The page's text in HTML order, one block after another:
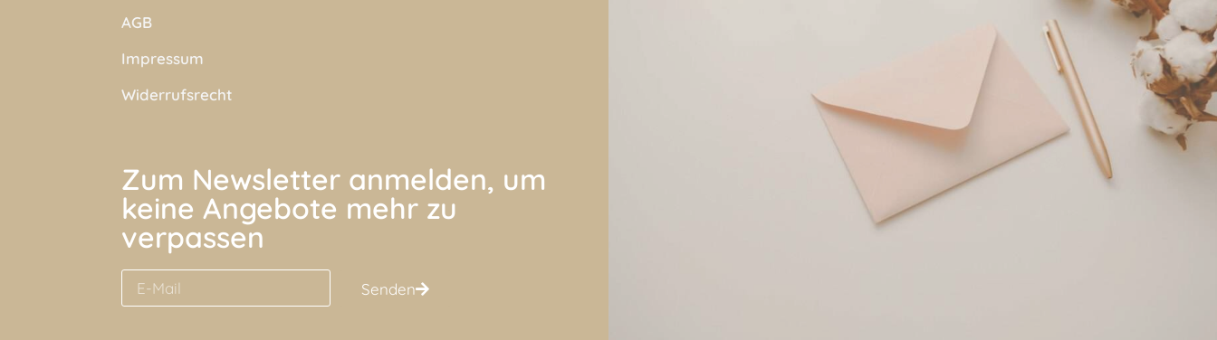
AGB
Impressum
Widerrufsrecht
Zum Newsletter anmelden, um
keine Angebote mehr zu
verpassen
Senden